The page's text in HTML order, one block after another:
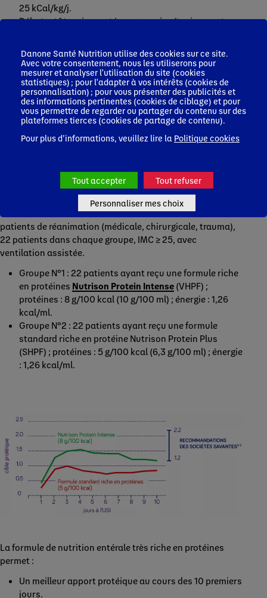
25 kCal/kg/j.
Débuter tôt mais montée progressive (tenir compte
Eviter la surnutrition.
Objectifs protéiques : 1,2 à 1,5 g Pn/kg/j atteints
progressivement aussi.
La mise en place de protocole est intéressante.
Couvrir les besoins élevés en protéines : résultats d’une
étude avec un produit hyperconcentré
, présenté par
Dr
Laurent Petit
– CHU Bordeaux
Étude multicentrique (NL, FR CHU Bordeaux, B),
randomisée, contrôlée, en double aveugle, comparant
l’effet de deux formules de nutrition entérale chez 44
patients de réanimation (médicale, chirurgicale, trauma),
22 patients dans chaque groupe, IMC ≥ 25, avec
ventilation assistée.
Groupe N°1 : 22 patients ayant reçu une formule riche
en protéines Nutrison Protein Intense (VHPF) ;
protéines : 8 g/100 kcal (10 g/100 ml) ; énergie : 1,26
kcal/ml.
Groupe N°2 : 22 patients ayant reçu une formule
standard riche en protéine Nutrison Protein Plus
(SHPF) ; protéines : 5 g/100 kcal (6,3 g/100 ml) ; énergie
: 1,26 kcal/ml.
La formule de nutrition entérale très riche en protéines
permet :
Un meilleur apport protéique au cours des 10 premiers
jours.
Danone Santé Nutrition utilise des cookies sur ce site.
Avec votre consentement, nous les utiliserons pour
mesurer et analyser l'utilisation du site (cookies
statistiques) ; pour l'adapter à vos intérêts (cookies de
personnalisation) ; pour vous présenter des publicités et
des informations pertinentes (cookies de ciblage) et pour
vous permettre de regarder ou partager du contenu sur des
plateformes tierces (cookies de partage de contenu).
Pour plus d’informations, veuillez lire la Politique cookies
Tout accepter Tout refuser
Personnaliser mes choix